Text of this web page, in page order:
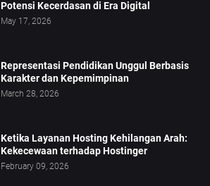
Potensi Kecerdasan di Era Digital
May 17, 2026
Representasi Pendidikan Unggul Berbasis
Karakter dan Kepemimpinan
March 28, 2026
Ketika Layanan Hosting Kehilangan Arah:
Kekecewaan terhadap Hostinger
February 09, 2026